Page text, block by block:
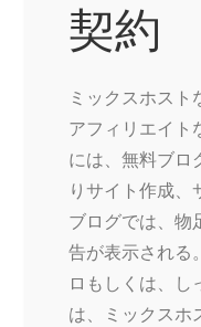
契約
ミックスホスト
アフィリエイト
には、無料ブロ
りサイト作成、
ブログでは、物
告が表示される
ロもしくは、し
は、ミックスホ